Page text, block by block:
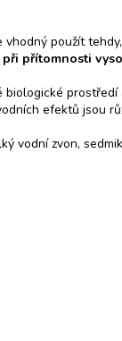
vhodný použít
při přítomnosti
biologické
efektů jsou
vodní zvon,